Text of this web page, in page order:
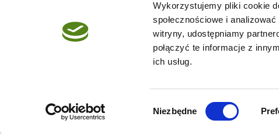
Wykorzystujemy pliki cookie
społecznościowe i
witryny, udostępniamy
połączyć te informacje z
ich usług.
Niezbędne
Regulamin
Copyright @2026 zpierwszegotloczenia.pl